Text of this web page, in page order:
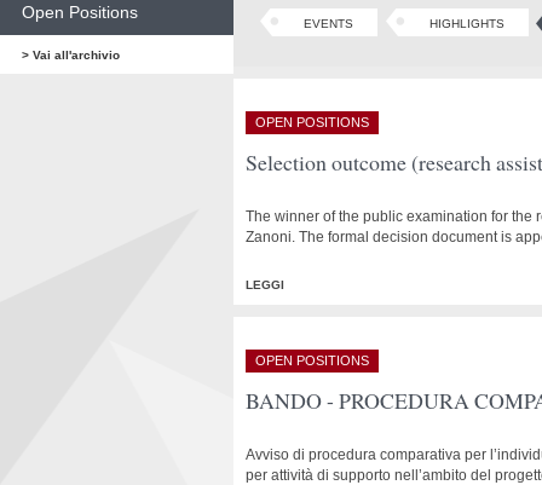
Open Positions
> Vai all'archivio
EVENTS HIGHLIGHTS
OPEN POSITIONS
Selection outcome (research
The winner of the public examination for
Zanoni. The formal decision document is
LEGGI
OPEN POSITIONS
BANDO - PROCEDURA
Avviso di procedura comparativa per
per attività di supporto nell’ambito del